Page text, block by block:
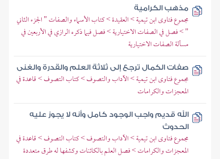
مذهب الكرامية
مجموع فتاوى ابن تيمية > العقيدة > كتاب الأسماء والصفات " الجزء الثاني
" > فصل في الصفات الاختيارية > فصل فيما ذكره الرازي في الأربعين في
مسألة الصفات الاختيارية
صفات الكمال ترجع إلى ثلاثة العلم والقدرة والغنى
مجموع فتاوى ابن تيمية > الآداب والتصوف > كتاب التصوف > قاعدة في
المعجزات والكرامات
الله قديم واجب الوجود كامل وأنه لا يجوز عليه
الحدوث
مجموع فتاوى ابن تيمية > الآداب والتصوف > كتاب التصوف > قاعدة في
المعجزات والكرامات > فصل العلم بالكائنات وكشفها له طرق متعددة